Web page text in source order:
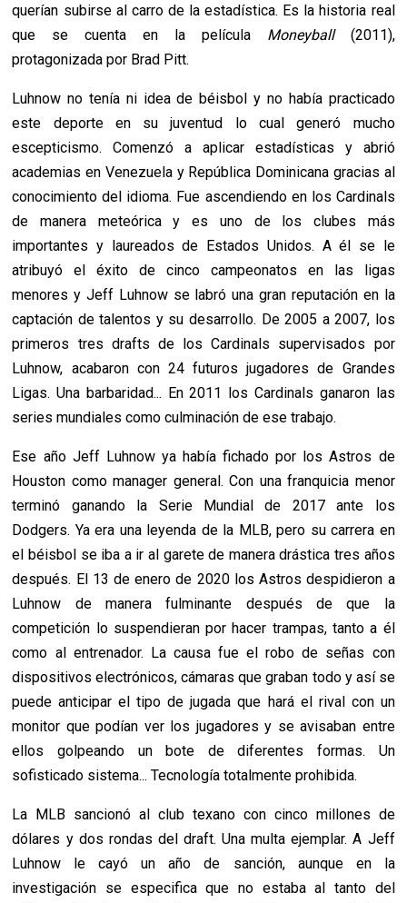
querían subirse al carro de la estadística. Es la historia real
que se cuenta en la película Moneyball (2011),
protagonizada por Brad Pitt.
Luhnow no tenía ni idea de béisbol y no había practicado
este deporte en su juventud lo cual generó mucho
escepticismo. Comenzó a aplicar estadísticas y abrió
academias en Venezuela y República Dominicana gracias al
conocimiento del idioma. Fue ascendiendo en los Cardinals
de manera meteórica y es uno de los clubes más
importantes y laureados de Estados Unidos. A él se le
atribuyó el éxito de cinco campeonatos en las ligas
menores y Jeff Luhnow se labró una gran reputación en la
captación de talentos y su desarrollo. De 2005 a 2007, los
primeros tres drafts de los Cardinals supervisados ​​por
Luhnow, acabaron con 24 futuros jugadores de Grandes
Ligas. Una barbaridad... En 2011 los Cardinals ganaron las
series mundiales como culminación de ese trabajo.
Ese año Jeff Luhnow ya había fichado por los Astros de
Houston como manager general. Con una franquicia menor
terminó ganando la Serie Mundial de 2017 ante los
Dodgers. Ya era una leyenda de la MLB, pero su carrera en
el béisbol se iba a ir al garete de manera drástica tres años
después. El 13 de enero de 2020 los Astros despidieron a
Luhnow de manera fulminante después de que la
competición lo suspendieran por hacer trampas, tanto a él
como al entrenador. La causa fue el robo de señas con
dispositivos electrónicos, cámaras que graban todo y así se
puede anticipar el tipo de jugada que hará el rival con un
monitor que podían ver los jugadores y se avisaban entre
ellos golpeando un bote de diferentes formas. Un
sofisticado sistema... Tecnología totalmente prohibida.
La MLB sancionó al club texano con cinco millones de
dólares y dos rondas del draft. Una multa ejemplar. A Jeff
Luhnow le cayó un año de sanción, aunque en la
investigación se especifica que no estaba al tanto del